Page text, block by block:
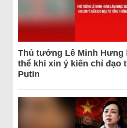
Thủ tướng Lê Minh Hưng
thể khi xin ý kiến chỉ đạo
Putin